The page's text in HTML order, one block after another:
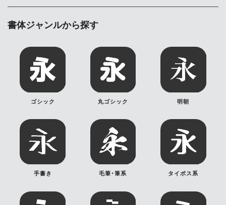
書体ジャンルから探す
ゴシック 丸ゴシック 明朝
手書き 毛筆･筆系 タイポス系